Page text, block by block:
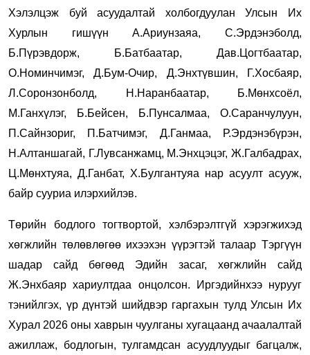
Хэлэлцэж буй асуудалтай холбогдуулан Улсын Их
Хурлын гишүүн А.Ариунзаяа, С.Эрдэнэболд,
Б.Пүрэвдорж, Б.Батбаатар, Дав.Цогтбаатар,
О.Номинчимэг, Д.Бум-Очир, Д.Энхтүвшин, Г.Хосбаяр,
Л.Соронзонболд, Н.Наранбаатар, Б.Мөнхсоёл,
М.Ганхүлэг, Б.Бейсен, Б.Пунсалмаа, О.Саранчулуун,
П.Сайнзориг, П.Батчимэг, Д.Ганмаа, Р.Эрдэнэбүрэн,
Н.Алтаншагай, Г.Лувсанжамц, М.Энхцэцэг, Ж.Галбадрах,
Ц.Мөнхтуяа, Д.Ганбат, Х.Булгантуяа нар асуулт асууж,
байр сууриа илэрхийлэв.
Төрийн бодлого тогтвортой, хэлбэрэлтгүй хэрэгжихэд
хөгжлийн төлөвлөгөө ихээхэн үүрэгтэй талаар Тэргүүн
шадар сайд бөгөөд Эдийн засаг, хөгжлийн сайд
Ж.Энхбаяр хариултдаа онцолсон. Иргэдийнхээ нурууг
тэнийлгэх, үр дүнтэй шийдвэр гаргахын тулд Улсын Их
Хурал 2026 оны хаврын чуулганы хугацаанд ачаалалтай
ажиллаж, бодлогын, тулгамдсан асуудлуудыг багцалж,